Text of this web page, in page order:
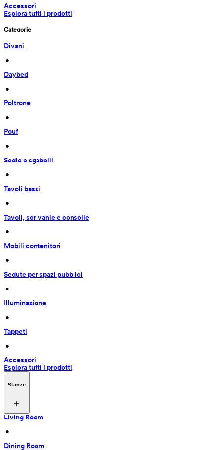
Accessori
Esplora tutti i prodotti
Categorie
Divani
•
Daybed
•
Poltrone
•
Pouf
•
Sedie e sgabelli
•
Tavoli bassi
•
Tavoli, scrivanie e consolle
•
Mobili contenitori
•
Sedute per spazi pubblici
•
Illuminazione
•
Tappeti
•
Accessori
Esplora tutti i prodotti
Stanze
Living Room
•
Dining Room